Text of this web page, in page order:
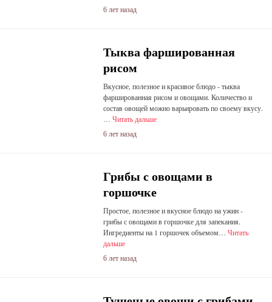
6 лет назад
Тыква фаршированная
рисом
Вкусное, полезное и красивое блюдо - тыква
фаршированная рисом и овощами. Количество и
состав овощей можно варьировать по своему вкусу.
… Читать дальше
6 лет назад
Грибы с овощами в
горшочке
Простое, полезное и вкусное блюдо на ужин -
грибы с овощами в горшочке для запекания.
Ингредиенты на 1 горшочек объемом… Читать
дальше
6 лет назад